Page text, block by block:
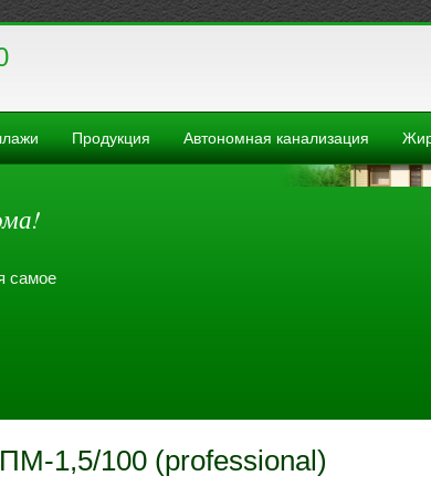
самое
Продукция Автономная канализация
1,5/100 (professional)